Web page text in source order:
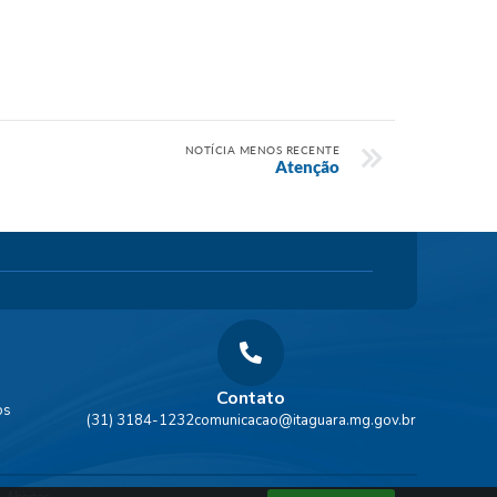
NOTÍCIA MENOS RECENTE
Atenção
Contato
(31) 3184-1232comunicacao@itaguara.mg.gov.br